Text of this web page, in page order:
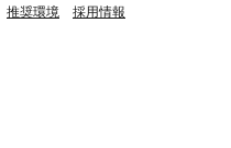
推奨環境 採用情報